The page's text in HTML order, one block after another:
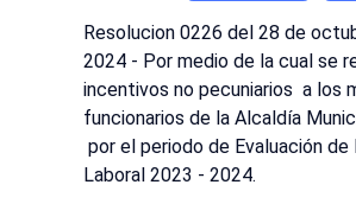
Resolucion 0226 del 28 de
2024 - Por medio de la cual se
incentivos no pecuniarios a los
funcionarios de la Alcaldía
por el periodo de Evaluación de
Laboral 2023 - 2024.